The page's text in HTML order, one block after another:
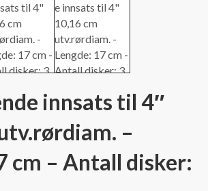
innsats til 4″
–
cm – Antall disker: